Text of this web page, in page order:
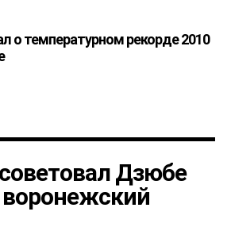
о температурном рекорде 2010
Дзюбе
воронежский